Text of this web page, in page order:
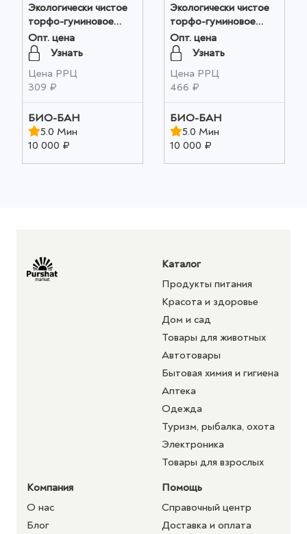
Экологически чистое
торфо-гуминовое
удобрение "Алтайский
ФИТОП-ФЛОРА-С "
1 шт оптом
Опт. цена
Узнать
Цена РРЦ
309 ₽
БИО-БАН
5.0 Мин
10 000 ₽
Экологически чистое
торфо-гуминовое
удобрение "Алтайская
ФЛОРА" 1 шт оптом
Опт. цена
Узнать
Цена РРЦ
466 ₽
БИО-БАН
5.0 Мин
10 000 ₽
Каталог
Продукты питания
Красота и здоровье
Дом и сад
Товары для животных
Автотовары
Бытовая химия и гигиена
Аптека
Одежда
Туризм, рыбалка, охота
Электроника
Товары для взрослых
Компания
О нас
Блог
Помощь
Справочный центр
Доставка и оплата